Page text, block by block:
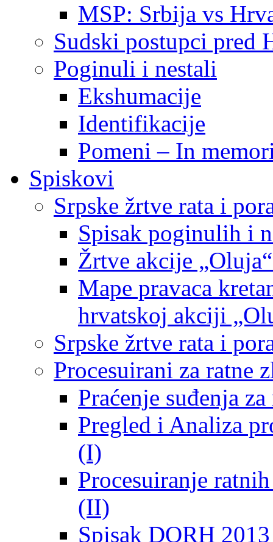
MSP: Srbija vs
Sudski postupci pred
Poginuli i nestali
Ekshumacije
Identifikacije
Pomeni – In
Spiskovi
Srpske žrtve rata i
Spisak poginulih i
Žrtve akcije
Mape pravaca
hrvatskoj akciji
Srpske žrtve rata i
Procesuirani za ratne
Praćenje suđenja
Pregled i Analiza
(I)
Procesuiranje
(II)
Spisak DORH